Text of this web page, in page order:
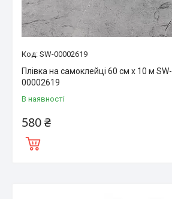
SW-00002619
Плівка на самоклейці 60 см х 10 м SW-
00002619
В наявності
580 ₴